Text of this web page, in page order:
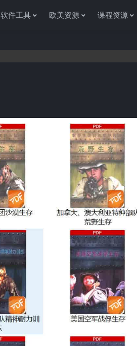
软件工具 欧美资源 课程资源
感谢您访问资源杂货铺获取各种信息